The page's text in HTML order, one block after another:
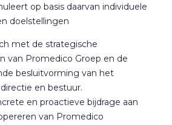
op basis daarvan individuele
doelstellingen
met de strategische
van Promedico Groep en de
besluitvorming van het
en bestuur.
en proactieve bijdrage aan
van Promedico